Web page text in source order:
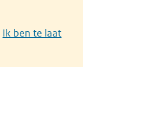
Ik ben te laat